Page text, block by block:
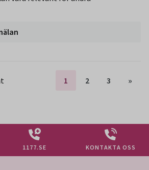
1 2 3 »
1177.SE KONTAKTA OSS